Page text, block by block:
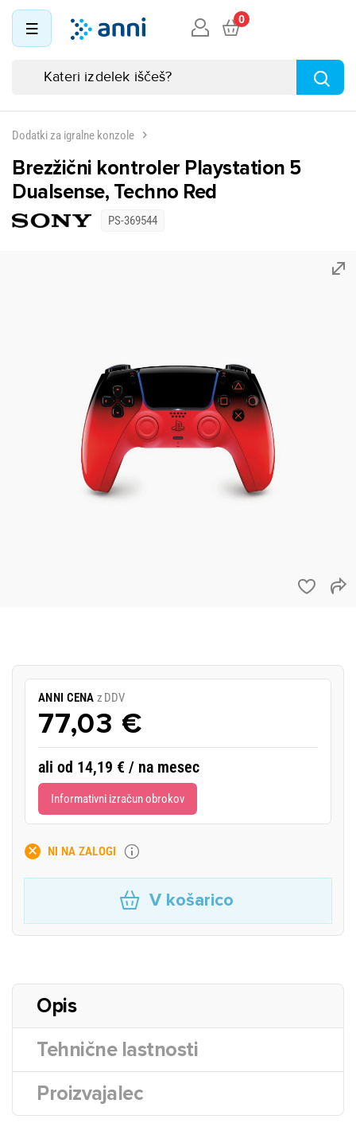
0
Dodatki za igralne konzole
Brezžični kontroler Playstation 5
Dualsense, Techno Red
PS-369544
ANNI CENA z DDV
77,03 €
ali od 14,19 € / na mesec
Informativni izračun obrokov
NI NA ZALOGI
V košarico
Opis
Tehnične lastnosti
Proizvajalec